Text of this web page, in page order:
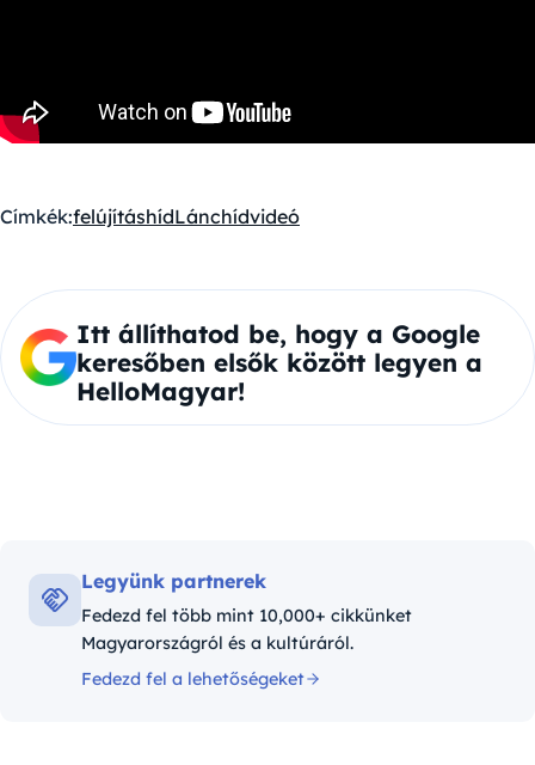
Címkék:felújításhídLánchídvideó
Itt állíthatod be, hogy a Google
keresőben elsők között legyen a
HelloMagyar!
Legyünk partnerek
Fedezd fel több mint 10,000+ cikkünket
Magyarországról és a kultúráról.
Fedezd fel a lehetőségeket